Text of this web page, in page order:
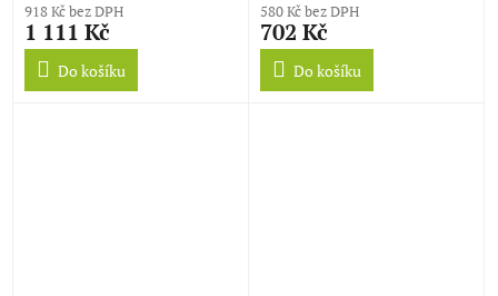
918 Kč bez DPH
1 111 Kč
Do košíku
580 Kč bez DPH
702 Kč
Do košíku